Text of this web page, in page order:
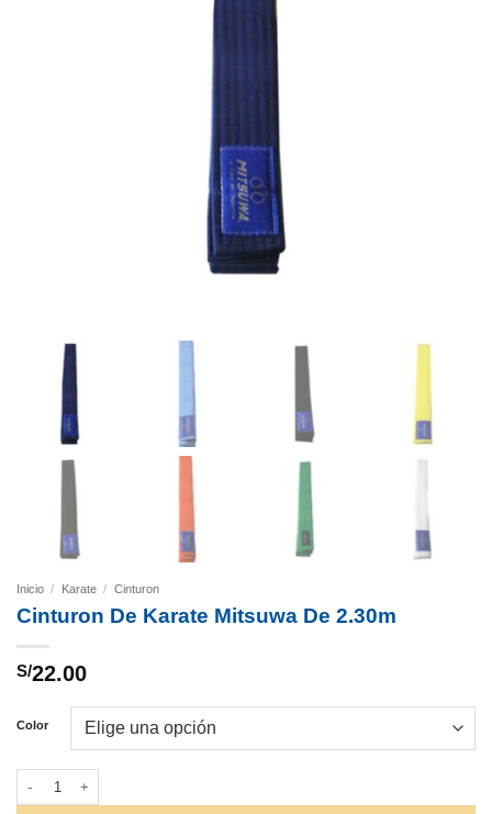
Inicio / Karate / Cinturon
Cinturon De Karate Mitsuwa De 2.30m
S/22.00
Color